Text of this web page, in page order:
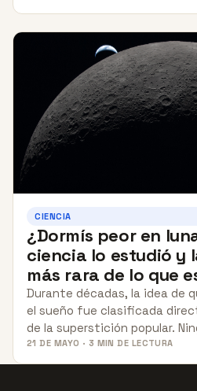
CIENCIA
¿Dormís peor en
ciencia lo estudió y
más rara de lo que
Durante décadas, la idea de
el sueño fue clasificada
de la superstición popular.
21 DE MAYO · 3 MIN DE LECTURA